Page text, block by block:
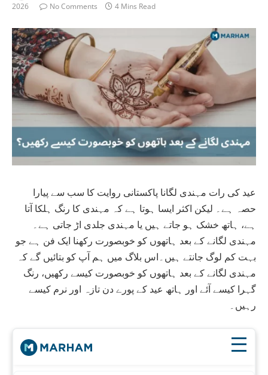
2026
No Comments 4 Mins Read
عید کی رات مہندی لگانا پاکستانی روایت کا سب سے پیارا
حصہ ہے۔ لیکن اکثر ایسا ہوتا ہے کہ مہندی کا رنگ ہلکا آتا
ہے، ہاتھ خشک ہو جاتے ہیں یا مہندی جلدی اڑ جاتی ہے۔
مہندی لگانے کے بعد ہاتھوں کو خوبصورت رکھنا ایک فن ہے جو
بہت کم لوگ جانتے ہیں۔اس بلاگ میں ہم آپ کو بتائیں گے کہ
مہندی لگانے کے بعد ہاتھوں کو خوبصورت کیسے رکھیں، رنگ
گہرا کیسے آئے اور ہاتھ عید کے پورے دن تازہ اور نرم کیسے
رہیں۔